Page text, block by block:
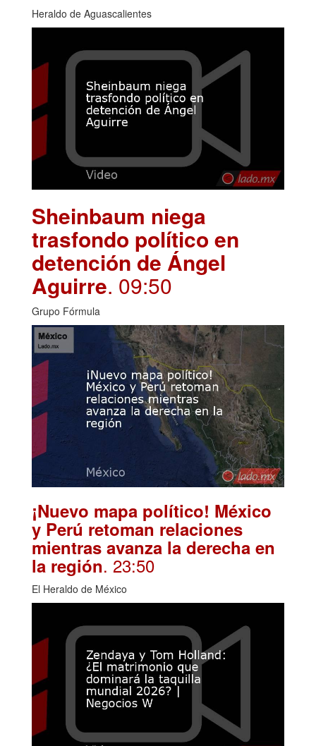
Heraldo de Aguascalientes
Sheinbaum niega
trasfondo político en
detención de Ángel
Aguirre. 09:50
Grupo Fórmula
¡Nuevo mapa político! México
y Perú retoman relaciones
mientras avanza la derecha en
la región. 23:50
El Heraldo de México